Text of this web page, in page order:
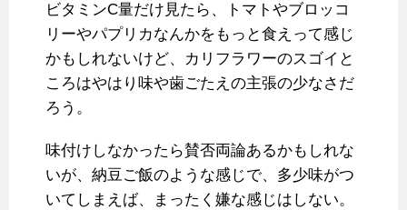
ビタミンC量だけ見たら、トマトやブロッコ
リーやパプリカなんかをもっと食えって感じ
かもしれないけど、カリフラワーのスゴイと
ころはやはり味や歯ごたえの主張の少なさだ
ろう。
味付けしなかったら賛否両論あるかもしれな
いが、納豆ご飯のような感じで、多少味がつ
いてしまえば、まったく嫌な感じはしない。